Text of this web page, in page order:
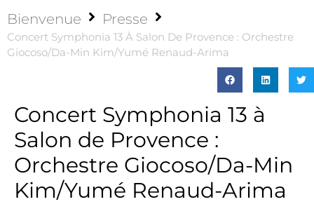
Bienvenue Presse
Concert Symphonia 13 À Salon De Provence : Orchestre
Giocoso/Da-Min Kim/Yumé Renaud-Arima
Concert Symphonia 13 à
Salon de Provence :
Orchestre Giocoso/Da-Min
Kim/Yumé Renaud-Arima